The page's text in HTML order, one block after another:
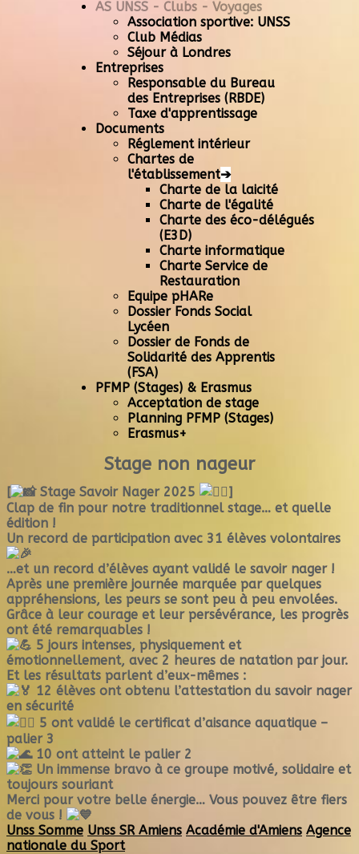
AS UNSS - Clubs - Voyages
Association sportive: UNSS
Club Médias
Séjour à Londres
Entreprises
Responsable du Bureau
des Entreprises (RBDE)
Taxe d'apprentissage
Documents
Réglement intérieur
Chartes de
l'établissement➔
Charte de la laicité
Charte de l'égalité
Charte des éco-délégués
(E3D)
Charte informatique
Charte Service de
Restauration
Equipe pHARe
Dossier Fonds Social
Lycéen
Dossier de Fonds de
Solidarité des Apprentis
(FSA)
PFMP (Stages) & Erasmus
Acceptation de stage
Planning PFMP (Stages)
Erasmus+
Stage non nageur
[ Stage Savoir Nager 2025
]
Clap de fin pour notre traditionnel stage… et quelle
édition !
Un record de participation avec 31 élèves volontaires
…et un record d’élèves ayant validé le savoir nager !
Après une première journée marquée par quelques
appréhensions, les peurs se sont peu à peu envolées.
Grâce à leur courage et leur persévérance, les progrès
ont été remarquables !
5 jours intenses, physiquement et
émotionnellement, avec 2 heures de natation par jour.
Et les résultats parlent d’eux-mêmes :
12 élèves ont obtenu l’attestation du savoir nager
en sécurité
5 ont validé le certificat d’aisance aquatique –
palier 3
10 ont atteint le palier 2
Un immense bravo à ce groupe motivé, solidaire et
toujours souriant
Merci pour votre belle énergie… Vous pouvez être fiers
de vous !
Unss Somme Unss SR Amiens Académie d'Amiens Agence
nationale du Sport